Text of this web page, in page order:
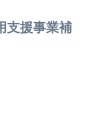
支援事業補